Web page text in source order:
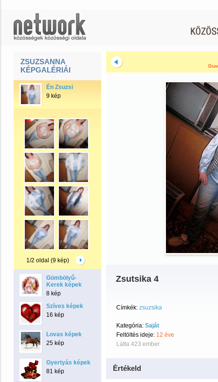
ZSUZSANNA
KÉPGALÉRIÁI
Én Zsuzsi
9 kép
1/2 oldal (9 kép)
Gömbölyű-
Kerek képek
8 kép
Szíves képek
16 kép
Lovas képek
25 kép
Gyertyás képek
81 kép
Zsutsika 4
Címkék: zsuzsika
Kategória: Saját
Feltöltés ideje: 12 éve
Látta 423 ember.
Értékeld